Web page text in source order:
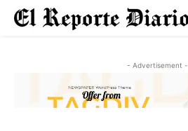
- Advertisement -